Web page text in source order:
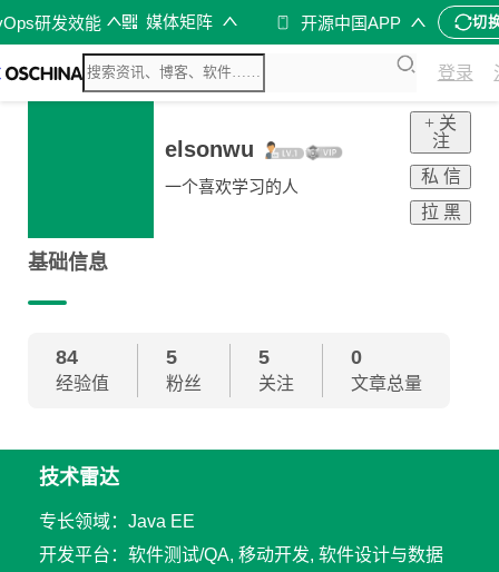
研发效能 媒体矩阵 开源中国APP 切
登录
elsonwu
一个喜欢学习的人
+ 关
注
私 信
拉 黑
基础信息
84
经验值
5
粉丝
5
关注
0
文章总量
技术雷达
专长领域：Java EE
开发平台：软件测试/QA, 移动开发, 软件设计与数据